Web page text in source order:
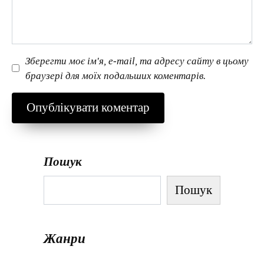
Зберегти моє ім'я, e-mail, та адресу сайту в цьому
браузері для моїх подальших коментарів.
Пошук
Пошук
Жанри